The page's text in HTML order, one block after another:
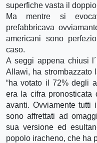
superfiche vasta il
Ma mentre si
prefabbricava
americani sono
caso.
A seggi appena chiusi
Allawi, ha strombazzato
“ha votato il 72% degli
era la cifra pronosticata
avanti. Ovviamente tutti
sono affrettati ad
sua versione ed
popolo iracheno, che ha